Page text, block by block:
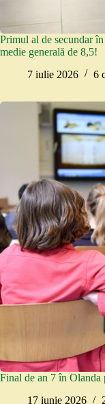
Primul al de secundar
medie generală de 8,5!
7 iulie 2026
6
Final de an 7 în Olanda
17 iunie 2026